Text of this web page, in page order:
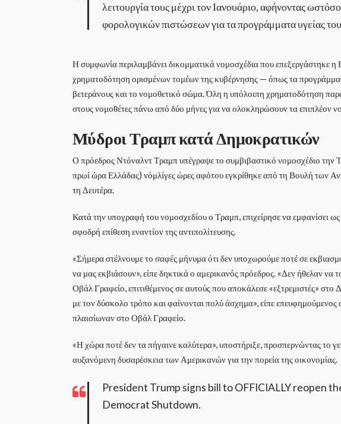
λειτουργία τους μέχρι τον Ιανουάριο, αφήνοντας
φορολογικών πιστώσεων για τα προγράμματα υγείας
Η συμφωνία περιλαμβάνει δικομματικά νομοσχέδια που επεξεργάστηκε η
χρηματοδότηση ορισμένων τομέων της κυβέρνησης — όπως τα προγράμματα
βετεράνους και το νομοθετικό σώμα. Όλη η υπόλοιπη χρηματοδότηση
στους νομοθέτες πάνω από δύο μήνες για να ολοκληρώσουν τα επιπλέον
Μύδροι Τραμπ κατά Δημοκρατικών
Ο πρόεδρος Ντόναλντ Τραμπ υπέγραψε το συμβιβαστικό νομοσχέδιο την
πρωί ώρα Ελλάδας) νόμλίγες ώρες αφότου εγκρίθηκε από τη Βουλή των
τη Δευτέρα.
Κατά την υπογραφή του νομοσχεδίου ο Τραμπ, επιχείρησε να εμφανίσει
σφοδρή επίθεση εναντίον της αντιπολίτευσης.
«Σήμερα στέλνουμε το σαφές μήνυμα ότι δεν υποχωρούμε ποτέ σε
να μας εκβιάσουν», είπε δηκτικά ο αμερικανός πρόεδρος. «Δεν ήθελαν να
Οβάλ Γραφείο, επιτιθέμενος σε αυτούς που αποκάλεσε «εξτρεμιστές»
με τον δύσκολο τρόπο και φαίνονται πολύ άσχημα», είπε
πλαισίωναν στο Οβάλ Γραφείο.
«Η χώρα ποτέ δεν τα πήγαινε καλύτερα», υποστήριξε, προσπερνώντας το
αυξανόμενη δυσαρέσκεια των Αμερικανών για την πορεία της οικονομίας.
President Trump signs bill to OFFICIALLY reopen
Democrat Shutdown.